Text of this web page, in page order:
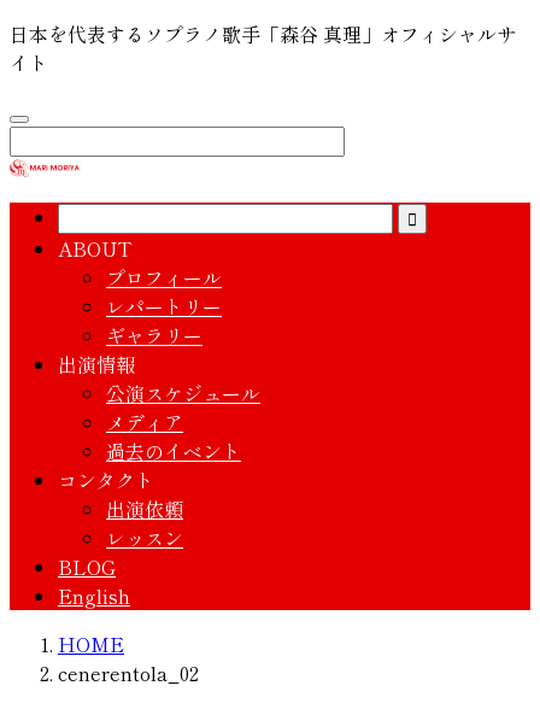
日本を代表するソプラノ歌手「森谷 真理」オフィシャルサ
イト
ABOUT
プロフィール
レパートリー
ギャラリー
出演情報
公演スケジュール
メディア
過去のイベント
コンタクト
出演依頼
レッスン
BLOG
English
HOME
cenerentola_02